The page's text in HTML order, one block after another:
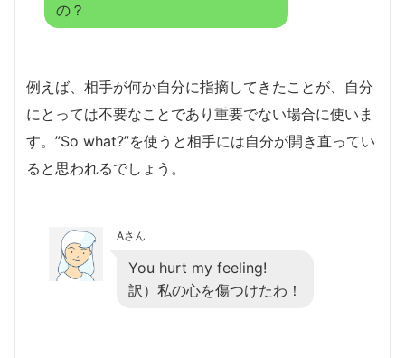
の？
例えば、相手が何か自分に指摘してきたことが、自分
にとっては不要なことであり重要でない場合に使いま
す。”So what?”を使うと相手には自分が開き直ってい
ると思われるでしょう。
Aさん
You hurt my feeling!
訳）私の心を傷つけたわ！